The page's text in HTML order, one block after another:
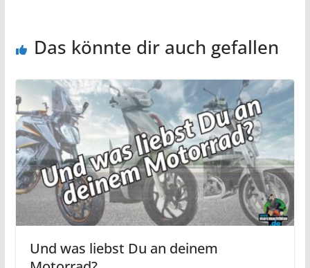
Das könnte dir auch gefallen
Und was liebst Du an deinem